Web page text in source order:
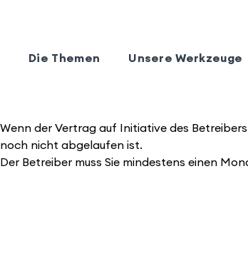
Die Themen Unsere Werkzeuge
Wenn der Vertrag auf Initiative des
noch nicht abgelaufen ist.
Der Betreiber muss Sie mindestens einen